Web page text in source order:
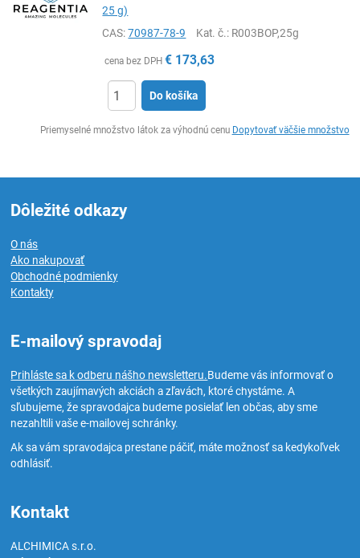
25 g)
CAS:70987-78-9 Kat. č.: R003BOP,25g
cena bez DPH € 173,63
Do košíka
Priemyselné množstvo látok za výhodnú cenu Dopytovať väčšie množstvo
Dôležité odkazy
O nás
Ako nakupovať
Obchodné podmienky
Kontakty
E-mailový spravodaj
Prihláste sa k odberu nášho newsletteru.Budeme vás informovať o
všetkých zaujímavých akciách a zľavách, ktoré chystáme. A
sľubujeme, že spravodajca budeme posielať len občas, aby sme
nezahltili vaše e-mailovej schránky.
Ak sa vám spravodajca prestane páčiť, máte možnosť sa kedykoľvek
odhlásiť.
Kontakt
ALCHIMICA s.r.o.